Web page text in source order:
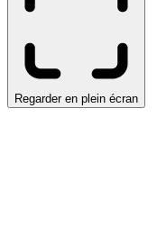
Regarder en plein écran